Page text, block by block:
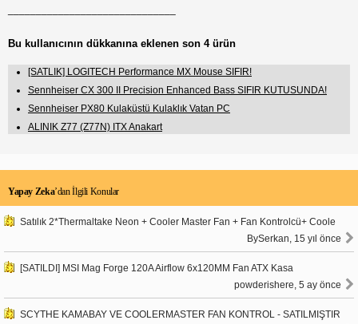
Bu kullanıcının dükkanına eklenen son 4 ürün
[SATLIK] LOGITECH Performance MX Mouse SIFIR!
Sennheiser CX 300 II Precision Enhanced Bass SIFIR KUTUSUNDA!
Sennheiser PX80 Kulaküstü Kulaklık Vatan PC
ALINIK Z77 (Z77N) ITX Anakart
Yapay Zeka’dan İlgili Konular
Satılık 2*Thermaltake Neon + Cooler Master Fan + Fan Kontrolcü+ Coole
BySerkan, 15 yıl önce
[SATILDI] MSI Mag Forge 120A Airflow 6x120MM Fan ATX Kasa
powderishere, 5 ay önce
SCYTHE KAMABAY VE COOLERMASTER FAN KONTROL - SATILMIŞTIR